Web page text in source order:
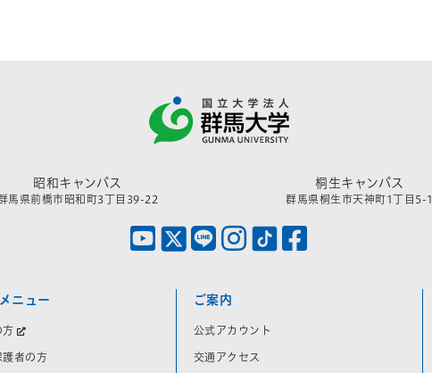
昭和キャンパス
馬県前橋市昭和町3丁目39-22
桐生キャンパス
群馬県桐生市天神町1丁目5-1
ニュー
方
護者の方
ご案内
公式アカウント
交通アクセス